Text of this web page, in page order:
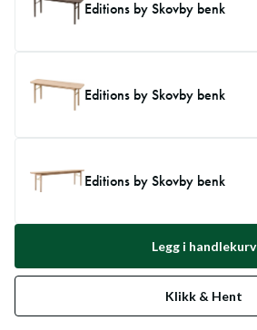
Editions by Skovby benk
Editions by Skovby benk
Editions by Skovby benk
Legg i handlekurv
Klikk & Hent